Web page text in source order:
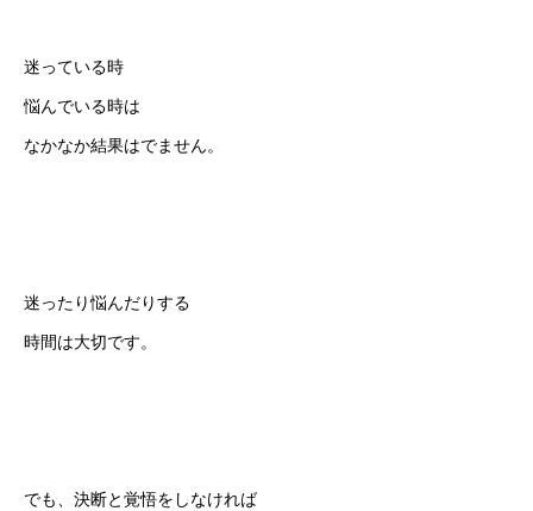
迷っている時
悩んでいる時は
なかなか結果はでません。
迷ったり悩んだりする
時間は大切です。
でも、決断と覚悟をしなければ